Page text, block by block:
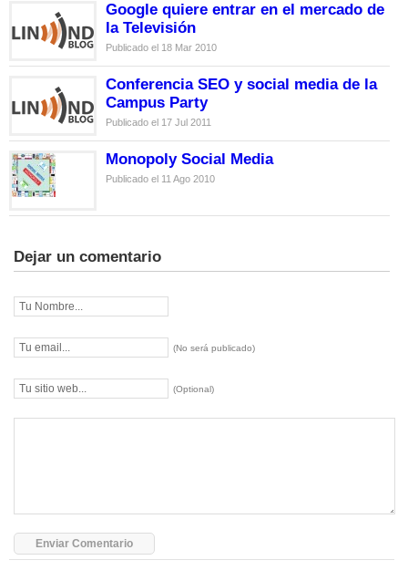
Google quiere entrar en el mercado de
la Televisión
Publicado el 18 Mar 2010
Conferencia SEO y social media de la
Campus Party
Publicado el 17 Jul 2011
Monopoly Social Media
Publicado el 11 Ago 2010
Dejar un comentario
(No será publicado)
(Optional)